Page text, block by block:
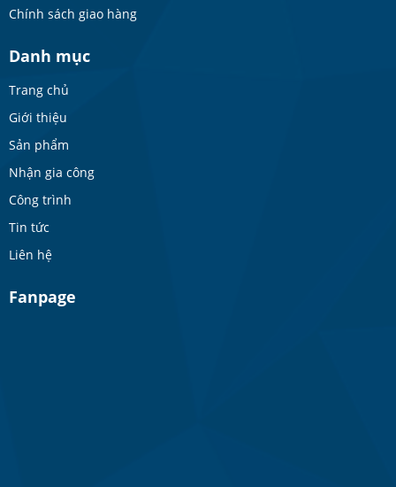
Chính sách giao hàng
Danh mục
Trang chủ
Giới thiệu
Sản phẩm
Nhận gia công
Công trình
Tin tức
Liên hệ
Fanpage